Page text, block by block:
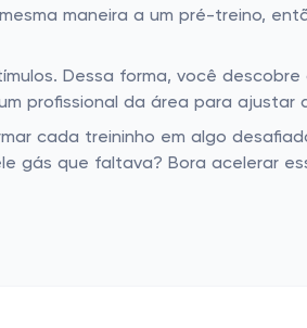
maneira a um pré-treino,
Dessa forma, você
profissional da área para ajustar
cada treininho em algo
gás que faltava? Bora acelerar